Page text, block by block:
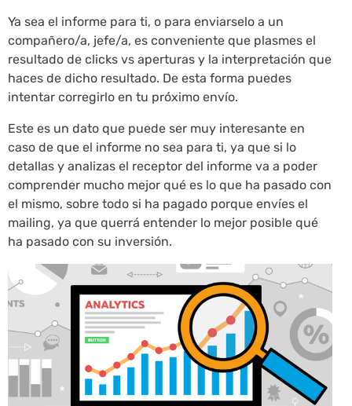
Ya sea el informe para ti, o para enviarselo a un
compañero/a, jefe/a, es conveniente que plasmes el
resultado de clicks vs aperturas y la interpretación que
haces de dicho resultado. De esta forma puedes
intentar corregirlo en tu próximo envío.
Este es un dato que puede ser muy interesante en
caso de que el informe no sea para ti, ya que si lo
detallas y analizas el receptor del informe va a poder
comprender mucho mejor qué es lo que ha pasado con
el mismo, sobre todo si ha pagado porque envíes el
mailing, ya que querrá entender lo mejor posible qué
ha pasado con su inversión.